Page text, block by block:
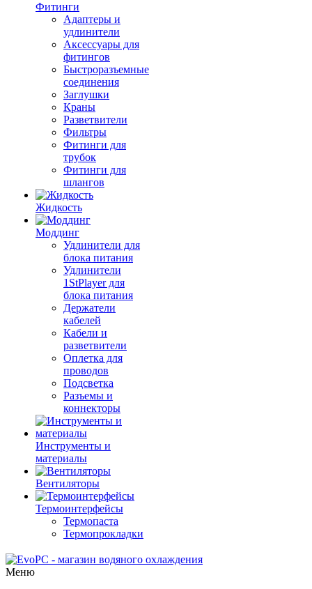
Фитинги
Адаптеры и
удлинители
Аксессуары для
фитингов
Быстроразъемные
соединения
Заглушки
Краны
Разветвители
Фильтры
Фитинги для
трубок
Фитинги для
шлангов
Жидкость
Моддинг
Удлинители для
блока питания
Удлинители
1StPlayer для
блока питания
Держатели
кабелей
Кабели и
разветвители
Оплетка для
проводов
Подсветка
Разъемы и
коннекторы
Инструменты и
материалы
Вентиляторы
Термоинтерфейсы
Термопаста
Термопрокладки
Меню